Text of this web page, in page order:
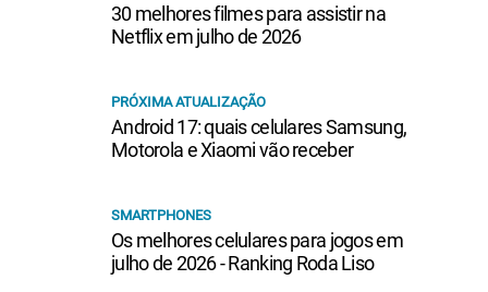
30 melhores filmes para assistir na
Netflix em julho de 2026
PRÓXIMA ATUALIZAÇÃO
Android 17: quais celulares Samsung,
Motorola e Xiaomi vão receber
SMARTPHONES
Os melhores celulares para jogos em
julho de 2026 - Ranking Roda Liso